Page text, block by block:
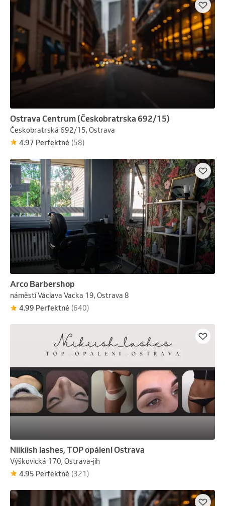
Ostrava Centrum (Českobratrska 692/15)
Českobratrská 692/15, Ostrava
4.97 Perfektné (58)
Arco Barbershop
náměstí Václava Vacka 19, Ostrava 8
4.99 Perfektné (640)
Niikiish lashes, TOP opálení Ostrava
Výškovická 170, Ostrava-jih
4.95 Perfektné (321)